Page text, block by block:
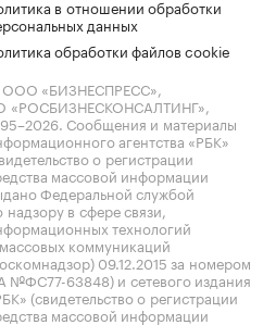
в отношении обработки
данных
обработки файлов cookie
«БИЗНЕСПРЕСС»,
«РОСБИЗНЕСКОНСАЛТИНГ»,
. Сообщения и материалы
агентства «РБК»
о регистрации
массовой информации
Федеральной службой
надзору в сфере связи,
технологий
коммуникаций
09.12.2015 за номером
№ФС77-63848) и сетевого издания
(свидетельство о регистрации
массовой информации